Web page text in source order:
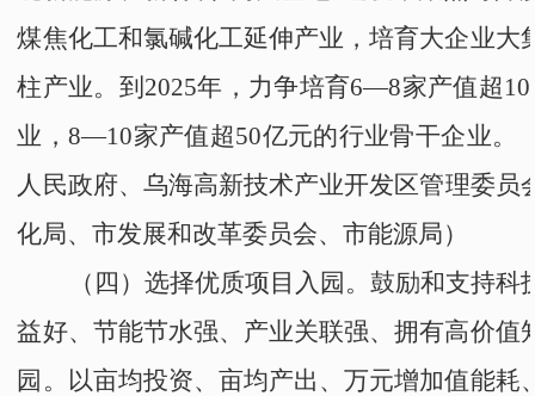
煤焦化工和氯碱化工延伸产业，培育大企业大
柱产业。到2025年，力争培育6—8家产值超
业，8—10家产值超50亿元的行业骨干企业。
人民政府、 乌海高新技术产业开发区管理委员
化局、市发展和改革委员会、市能源局）
（四）选择优质项目入园。 鼓励和支持科
益好、节能节水强、产业关联强、拥有高价值
园 。以亩均投资、亩均产出、万元增加值能耗